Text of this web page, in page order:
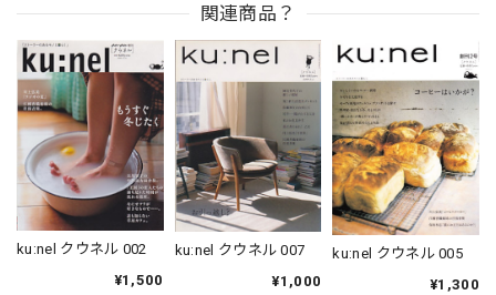
関連商品？
ku:nel クウネル 002
¥1,500
ku:nel クウネル 007
¥1,000
ku:nel クウネル 005
¥1,300